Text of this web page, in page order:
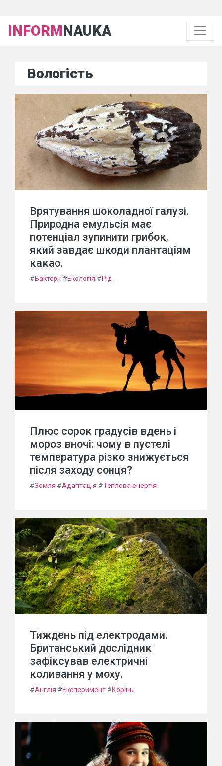
INFORMNAUKA
Вологість
Врятування шоколадної галузі.
Природна емульсія має
потенціал зупинити грибок,
який завдає шкоди плантаціям
какао.
#Бактерії #Екологія #Рід
Плюс сорок градусів вдень і
мороз вночі: чому в пустелі
температура різко знижується
після заходу сонця?
#Земля #Адаптація #Теплова енергія
Тиждень під електродами.
Британський дослідник
зафіксував електричні
коливання у моху.
#Англія #Експеримент #Корінь